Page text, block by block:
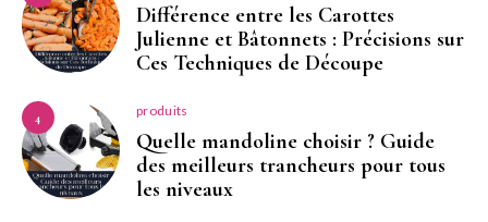
Différence entre les Carottes
Julienne et Bâtonnets : Précisions sur
Ces Techniques de Découpe
4 produits
Quelle mandoline choisir ? Guide
des meilleurs trancheurs pour tous
les niveaux